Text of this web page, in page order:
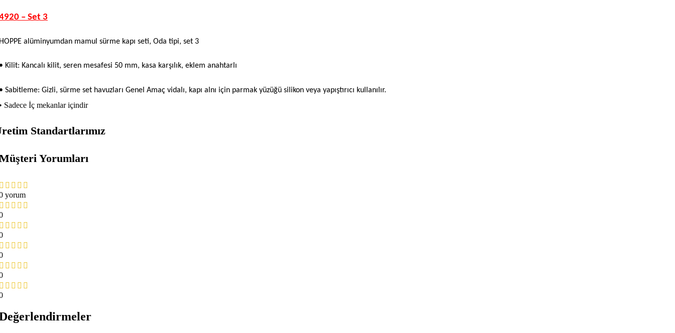
– Set 3
alüminyumdan mamul sürme kapı seti, Oda tipi, set 3
Kilit: Kancalı kilit, seren mesafesi 50 mm, kasa karşılık, eklem anahtarlı
Sabitleme: Gizli, sürme set havuzları Genel Amaç vidalı, kapı alnı için parmak yüzüğü silikon veya yapıştırıcı kullanılır.
Sadece İç mekanlar içindir
Standartlarımız
Yorumları
yorum